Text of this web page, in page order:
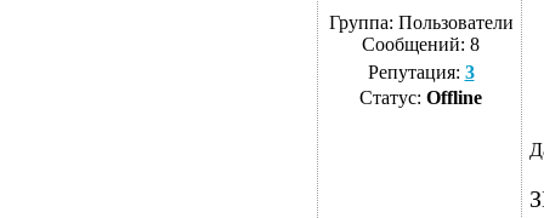
Группа: Пользователи
Сообщений: 8
Репутация: 3
Статус: Offline